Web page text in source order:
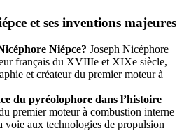
et ses inventions majeures
Niépce? Joseph Nicéphore
français du XVIIIe et XIXe siècle,
et créateur du premier moteur à
du pyréolophore dans l’histoire
premier moteur à combustion interne
voie aux technologies de propulsion